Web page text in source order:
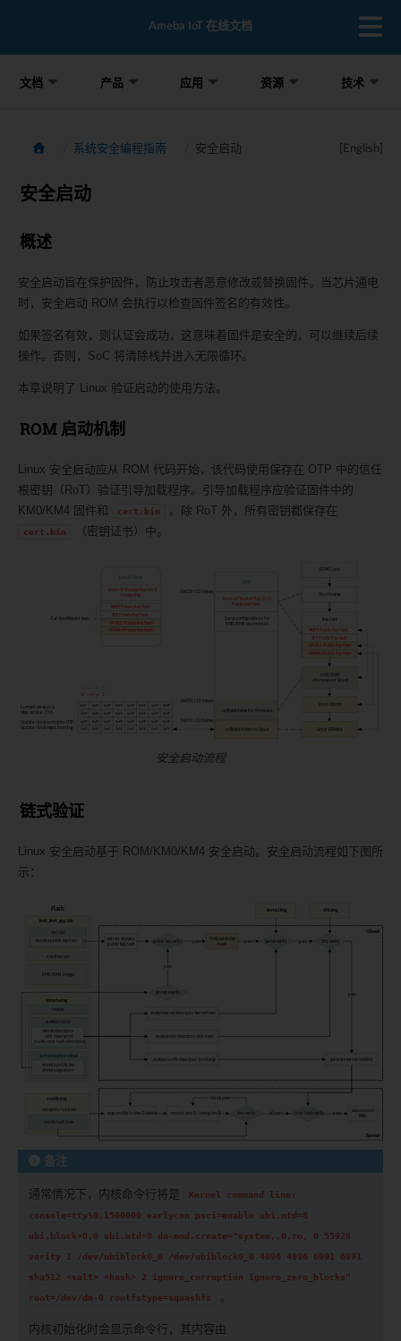
Ameba IoT 在线文档
文档 产品 应用 资源 技术
系统安全编程指南 安全启动 [English]
安全启动
概述
安全启动旨在保护固件，防止攻击者恶意修改或替换固件。当芯片通电
时，安全启动 ROM 会执行以检查固件签名的有效性。
如果签名有效，则认证会成功，这意味着固件是安全的，可以继续后续
操作。否则，SoC 将清除栈并进入无限循环。
本章说明了 Linux 验证启动的使用方法。
ROM 启动机制
Linux 安全启动应从 ROM 代码开始，该代码使用保存在 OTP 中的信任
根密钥（RoT）验证引导加载程序。引导加载程序应验证固件中的
KM0/KM4 固件和
cert.bin 。除 RoT 外，所有密钥都保存在
cert.bin （密钥证书）中。
安全启动流程
链式验证
Linux 安全启动基于 ROM/KM0/KM4 安全启动。安全启动流程如下图所
示：
备注
通常情况下，内核命令行将是 Kernel command line:
console=ttyS0,1500000 earlycon psci=enable ubi.mtd=8
ubi.block=0,0 ubi.mtd=9 dm-mod.create="system,,0,ro, 0 55928
verity 1 /dev/ubiblock0_0 /dev/ubiblock0_0 4096 4096 6991 6991
sha512 <salt> <hash> 2 ignore_corruption ignore_zero_blocks"
root=/dev/dm-0 rootfstype=squashfs 。
内核初始化时会显示命令行，其内容由